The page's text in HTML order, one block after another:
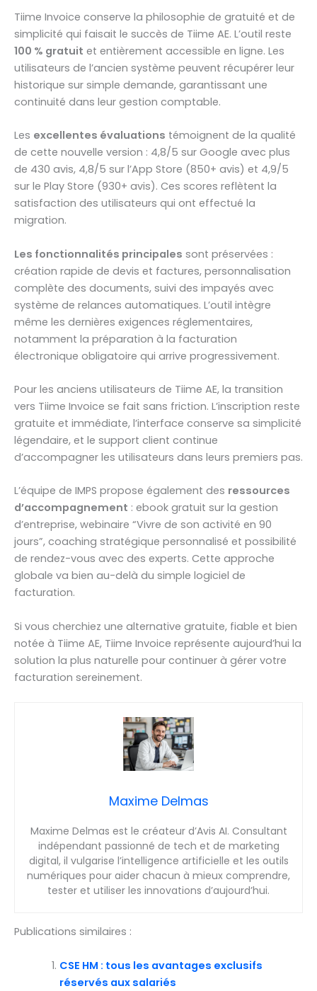
Tiime Invoice conserve la philosophie de gratuité et de
simplicité qui faisait le succès de Tiime AE. L’outil reste
100 % gratuit et entièrement accessible en ligne. Les
utilisateurs de l’ancien système peuvent récupérer leur
historique sur simple demande, garantissant une
continuité dans leur gestion comptable.
Les excellentes évaluations témoignent de la qualité
de cette nouvelle version : 4,8/5 sur Google avec plus
de 430 avis, 4,8/5 sur l’App Store (850+ avis) et 4,9/5
sur le Play Store (930+ avis). Ces scores reflètent la
satisfaction des utilisateurs qui ont effectué la
migration.
Les fonctionnalités principales sont préservées :
création rapide de devis et factures, personnalisation
complète des documents, suivi des impayés avec
système de relances automatiques. L’outil intègre
même les dernières exigences réglementaires,
notamment la préparation à la facturation
électronique obligatoire qui arrive progressivement.
Pour les anciens utilisateurs de Tiime AE, la transition
vers Tiime Invoice se fait sans friction. L’inscription reste
gratuite et immédiate, l’interface conserve sa simplicité
légendaire, et le support client continue
d’accompagner les utilisateurs dans leurs premiers pas.
L’équipe de IMPS propose également des ressources
d’accompagnement : ebook gratuit sur la gestion
d’entreprise, webinaire “Vivre de son activité en 90
jours”, coaching stratégique personnalisé et possibilité
de rendez-vous avec des experts. Cette approche
globale va bien au-delà du simple logiciel de
facturation.
Si vous cherchiez une alternative gratuite, fiable et bien
notée à Tiime AE, Tiime Invoice représente aujourd’hui la
solution la plus naturelle pour continuer à gérer votre
facturation sereinement.
Maxime Delmas
Maxime Delmas est le créateur d’Avis AI. Consultant
indépendant passionné de tech et de marketing
digital, il vulgarise l’intelligence artificielle et les outils
numériques pour aider chacun à mieux comprendre,
tester et utiliser les innovations d’aujourd’hui.
Publications similaires :
CSE HM : tous les avantages exclusifs
réservés aux salariés